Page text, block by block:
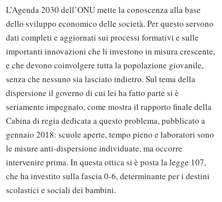
L’Agenda 2030 dell’ONU mette la conoscenza alla base
dello sviluppo economico delle società. Per questo servono
dati completi e aggiornati sui processi formativi e sulle
importanti innovazioni che li investono in misura crescente,
e che devono coinvolgere tutta la popolazione giovanile,
senza che nessuno sia lasciato indietro. Sul tema della
dispersione il governo di cui lei ha fatto parte si è
seriamente impegnato, come mostra il rapporto finale della
Cabina di regia dedicata a questo problema, pubblicato a
gennaio 2018: scuole aperte, tempo pieno e laboratori sono
le misure anti-dispersione individuate, ma occorre
intervenire prima. In questa ottica si è posta la legge 107,
che ha investito sulla fascia 0-6, determinante per i destini
scolastici e sociali dei bambini.